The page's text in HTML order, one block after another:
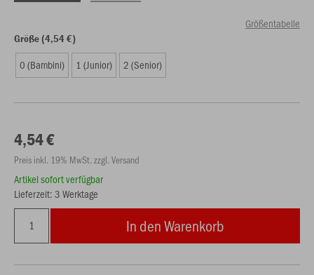
Größentabelle
Größe (4,54 €)
0 (Bambini) 1 (Junior) 2 (Senior)
4,54 €
Preis inkl. 19% MwSt. zzgl. Versand
Artikel sofort verfügbar
Lieferzeit: 3 Werktage
In den Warenkorb